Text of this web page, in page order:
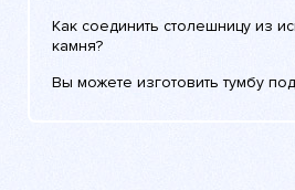
Как соединить столешницу из
камня?
Вы можете изготовить тумбу